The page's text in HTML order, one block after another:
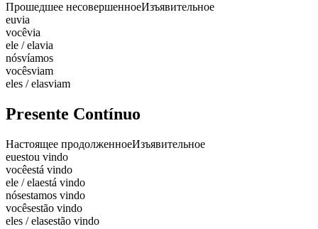
Прошедшее несовершенноеИзъявительное
euvia
vocêvia
ele / elavia
nósvíamos
vocêsviam
eles / elasviam
Presente Contínuo
Настоящее продолженноеИзъявительное
euestou vindo
vocêestá vindo
ele / elaestá vindo
nósestamos vindo
vocêsestão vindo
eles / elasestão vindo